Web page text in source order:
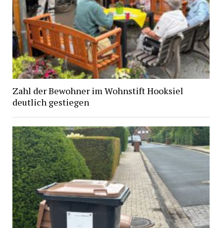
Zahl der Bewohner im Wohnstift Hooksiel
deutlich gestiegen